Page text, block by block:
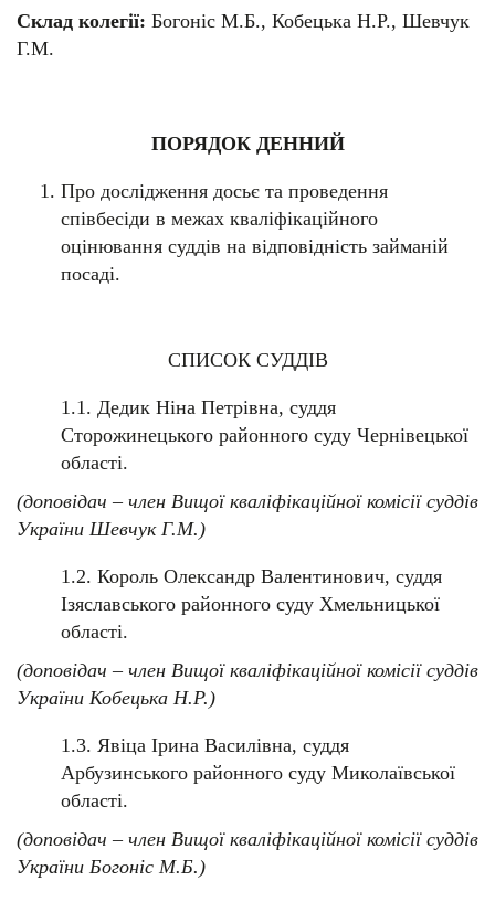
Склад колегії: Богоніс М.Б., Кобецька Н.Р., Шевчук
Г.М.
ПОРЯДОК ДЕННИЙ
Про дослідження досьє та проведення
співбесіди в межах кваліфікаційного
оцінювання суддів на відповідність займаній
посаді.
СПИСОК СУДДІВ
1.1. Дедик Ніна Петрівна, суддя
Сторожинецького районного суду Чернівецької
області.
(доповідач – член Вищої кваліфікаційної комісії суддів
України Шевчук Г.М.)
1.2. Король Олександр Валентинович, суддя
Ізяславського районного суду Хмельницької
області.
(доповідач – член Вищої кваліфікаційної комісії суддів
України Кобецька Н.Р.)
1.3. Явіца Ірина Василівна, суддя
Арбузинського районного суду Миколаївської
області.
(доповідач – член Вищої кваліфікаційної комісії суддів
України Богоніс М.Б.)